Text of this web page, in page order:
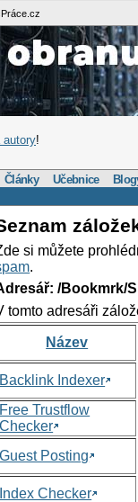
autory!
Články Učebnice
si můžete
.
/Bookmrk/
tomto adresáři
Název
Backlink Indexer
Free Trustflow
Checker
Guest Posting
Index Checker